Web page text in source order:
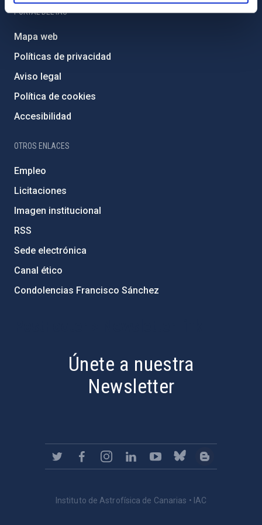
PORTAL DEL IAC
Mapa web
Políticas de privacidad
Aviso legal
Política de cookies
Accesibilidad
OTROS ENLACES
Empleo
Licitaciones
Imagen institucional
RSS
Sede electrónica
Canal ético
Condolencias Francisco Sánchez
Únete a nuestra
Newsletter
Instituto de Astrofísica de Canarias • IAC